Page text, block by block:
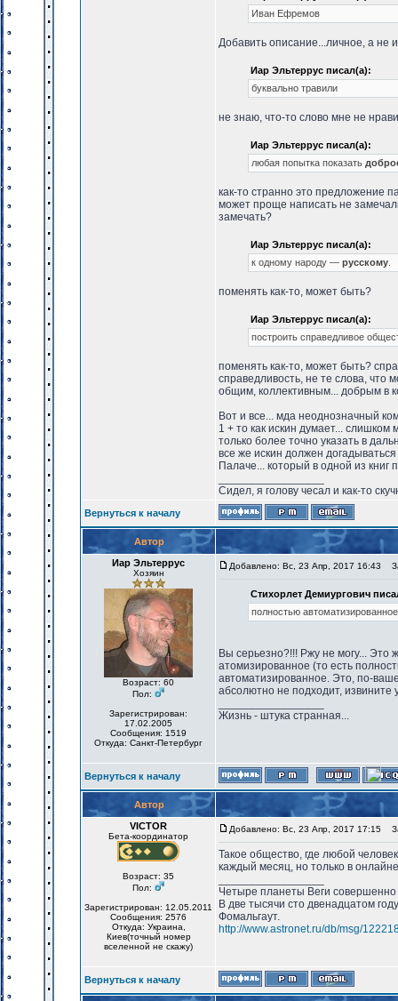
Иван Ефремов
Добавить описание...личное, а не
Иар Эльтеррус писал(а):
буквально травили
не знаю, что-то слово мне не
Иар Эльтеррус писал(а):
любая попытка показать
как-то странно это предложение
может проще написать не
замечать?
Иар Эльтеррус писал(а):
к одному народу — русскому
поменять как-то, может быть?
Иар Эльтеррус писал(а):
построить справедливое
поменять как-то, может быть?
справедливость, не те слова, что
общим, коллективным... добрым в
Вот и все... мда неоднозначный
1 + то как искин думает... слишком
только более точно указать в
все же искин должен
Палаче... который в одной из книг
Сидел, я голову чесал и как-то
Вернуться к началу
Автор
Иар Эльтеррус
Хозяин
Возраст: 60
Пол:
Зарегистрирован:
17.02.2005
Сообщения: 1519
Откуда: Санкт-Петербург
Добавлено: Вс, 23 Апр, 2017 16:43
Стихорлет Демиургович
полностью
Вы серьезно?!!! Ржу не могу...
атомизированное (то есть
автоматизированное. Это, по-
абсолютно не подходит, извините
Жизнь - штука странная...
Вернуться к началу
Автор
VICTOR
Бета-координатор
Возраст: 35
Пол:
Зарегистрирован: 12.05.2011
Сообщения: 2576
Откуда: Украина,
Киев(точный номер
вселенной не скажу)
Добавлено: Вс, 23 Апр, 2017 17:15
Такое общество, где любой
каждый месяц, но только в
Четыре планеты Веги
В две тысячи сто двенадцатом
Фомальгаут.
http://www.astronet.ru/db/msg/
Вернуться к началу